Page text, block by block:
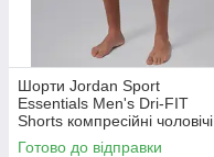
Шорти Jordan Sport
Essentials Men's Dri-FIT
Shorts компресійні чоловічі
чорні оригінал (IF0897-010)
Готово до відправки